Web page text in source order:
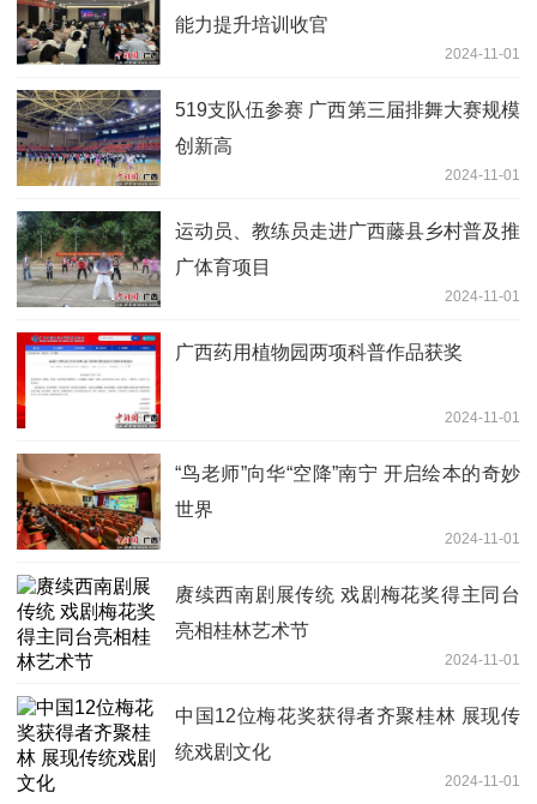
能力提升培训收官
2024-11-01
519支队伍参赛 广西第三届排舞大赛规模
创新高
2024-11-01
运动员、教练员走进广西藤县乡村普及推
广体育项目
2024-11-01
广西药用植物园两项科普作品获奖
2024-11-01
“鸟老师”向华“空降”南宁 开启绘本的奇妙
世界
2024-11-01
赓续西南剧展传统 戏剧梅花奖得主同台
亮相桂林艺术节
2024-11-01
中国12位梅花奖获得者齐聚桂林 展现传
统戏剧文化
2024-11-01